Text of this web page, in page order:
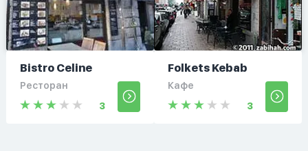
Bistro Celine
Ресторан
3
Folkets Kebab
Кафе
3